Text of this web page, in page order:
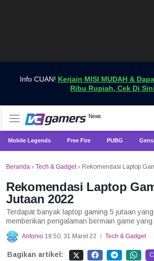
Info CUAN! Kerjain MISI MUDAH &
Ribu Rupiah, Cek Di
VCGamers
News
Dapatkan Berita Games
Mobile Legends Free Fire PUBG
Beranda › Tech & Gadget› Rekomendasi Laptop
Rekomendasi Laptop
Jutaan 2022
Terdapat banyak laptop gaming 5 jutaan
memberikan pengalaman bermain game
Antonio 18:50, 31 Maret 22 / Tech & Gadget
Bagikan artikel: